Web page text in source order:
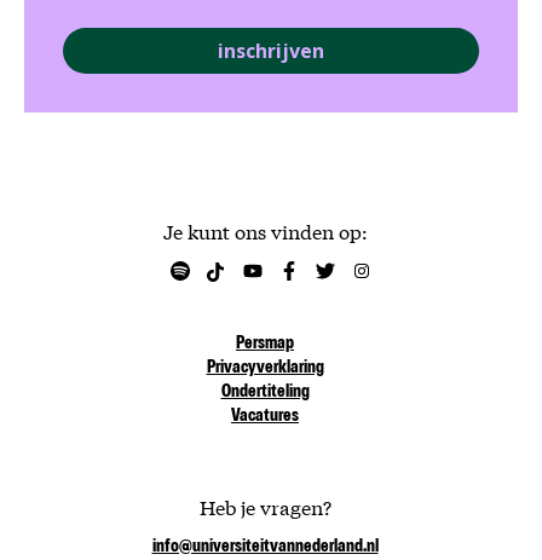
Je kunt ons vinden op:
Persmap
Privacyverklaring
Ondertiteling
Vacatures
Heb je vragen?
info@universiteitvannederland.nl
inschrijven